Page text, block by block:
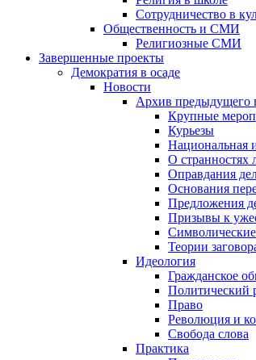
Сотрудничество в
Общественность и СМИ
Религиозные СМИ
Завершенные проекты
Демократия в осаде
Новости
Архив предыдущего
Крупные
Курьезы
Национальная
О странностях
Оправдания
Основания
Предложения
Призывы к
Теории
Идеология
Гражданское
Политический
Право
Революция и
Свобода слова
Практика